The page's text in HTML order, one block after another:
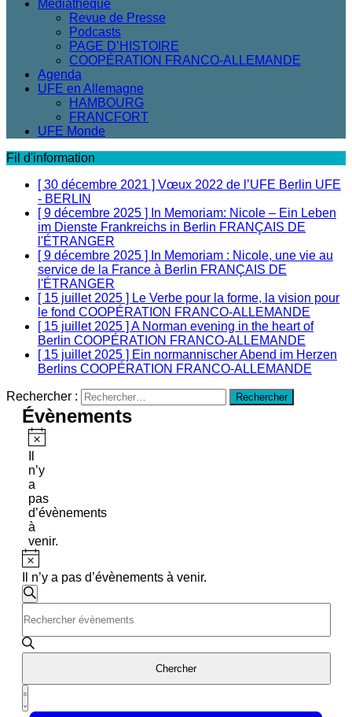
Médiathèque
Revue de Presse
Podcasts
PAGE D’HISTOIRE
COOPÉRATION FRANCO-ALLEMANDE
Agenda
UFE en Allemagne
HAMBOURG
FRANCFORT
UFE Monde
Fil d'information
[ 30 décembre 2021 ] Vœux 2022 de l’UFE Berlin UFE
- BERLIN
[ 9 décembre 2025 ]
In Memoriam: Nicole – Ein Leben
im Dienste Frankreichs in Berlin FRANÇAIS DE
l'ÉTRANGER
[ 9 décembre 2025 ]
In Memoriam : Nicole, une vie au
service de la France à Berlin FRANÇAIS DE
l'ÉTRANGER
[ 15 juillet 2025 ] Le Verbe pour la forme, la vision pour
le fond COOPÉRATION FRANCO-ALLEMANDE
[ 15 juillet 2025 ] A Norman evening in the heart of
Berlin COOPÉRATION FRANCO-ALLEMANDE
[ 15 juillet 2025 ] Ein normannischer Abend im Herzen
Berlins COOPÉRATION FRANCO-ALLEMANDE
Rechercher :
Évènements
Notice
n’y
a
pas
d’évènements
à
venir.
Notice
Il n’y a pas d’évènements à venir.
Recherche
et
navigation
de
vues
Évènements
Recherche
mot-
clé.
Rechercher
par
mot-
clé.
Chercher
Navigation
de
Résumé